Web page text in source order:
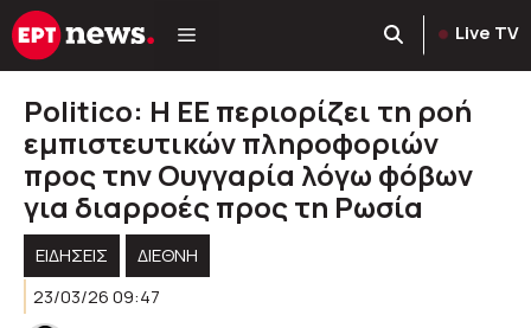
Μετάβαση
σε
Live TV
Politico: Η ΕΕ περιορίζει τη ροή
εμπιστευτικών πληροφοριών
προς την Ουγγαρία λόγω φόβων
για διαρροές προς τη Ρωσία
ΕΙΔΗΣΕΙΣ
ΔΙΕΘΝΗ
23/03/26 09:47